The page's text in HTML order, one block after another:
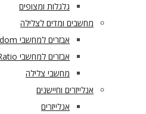
גלגלות ומצופים
מחשבים ומדים לצלילה
אבזרים למחשבי Freedom
אבזרים למחשבי Ratio
מחשבי צלילה
אנלייזרים וחיישנים
אנלייזרים